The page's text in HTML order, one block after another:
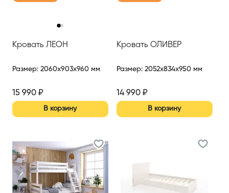
Кровать ЛЕОН
Размер: 2060x903x960 мм
15 990 ₽
В корзину
Кровать ОЛИВЕР
Размер: 2052x834x950 мм
14 990₽
В корзину